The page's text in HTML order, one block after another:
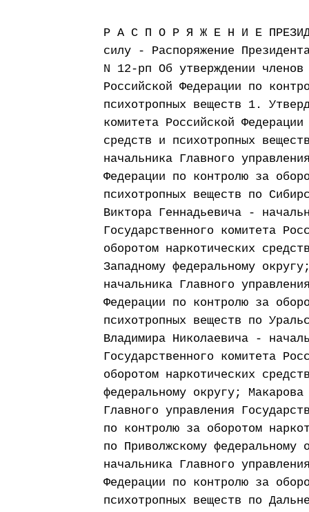
Р А С П О Р Я Ж Е Н И Е
силу - Распоряжение
N 12-рп Об утверждении членов
Российской Федерации по
психотропных веществ 1.
комитета Российской
средств и психотропных
начальника Главного
Федерации по контролю за
психотропных веществ по
Виктора Геннадьевича -
Государственного комитета
оборотом наркотических
Западному федеральному
начальника Главного
Федерации по контролю за
психотропных веществ по
Владимира Николаевича -
Государственного комитета
оборотом наркотических
федеральному округу;
Главного управления
по контролю за оборотом
по Приволжскому
начальника Главного
Федерации по контролю за
психотропных веществ по